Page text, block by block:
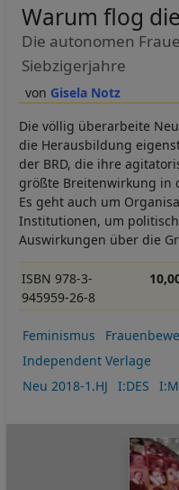
Gisela Notz
Warum flog
Die autonomen
Siebzigerjahre
Die völlig überarbeite
die Herausbildung
der BRD, die ihre
größte Breitenwirkung in
Es geht auch um
Institutionen, um
Auswirkungen über die
ISBN 978-3-
945959-26-8
Feminismus
Independent Verlage
Neu 2018-1.HJ
I:DES